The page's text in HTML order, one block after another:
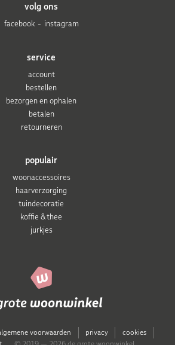
populair
woonaccessoires
haarverzorging
tuindecoratie
koffie & thee
jurkjes
service
account
bestellen
bezorgen en ophalen
betalen
retourneren
volg ons
facebook
instagram
voorwaarden privacy
cookies